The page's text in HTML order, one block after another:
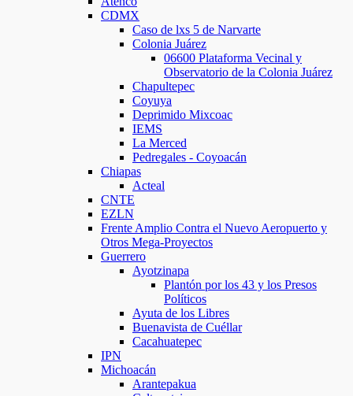
CDMX
Caso de lxs 5 de Narvarte
Colonia Juárez
06600 Plataforma Vecinal y
Observatorio de la Colonia Juárez
Chapultepec
Coyuya
Deprimido Mixcoac
IEMS
La Merced
Pedregales - Coyoacán
Chiapas
Acteal
CNTE
EZLN
Frente Amplio Contra el Nuevo Aeropuerto y
Otros Mega-Proyectos
Guerrero
Ayotzinapa
Plantón por los 43 y los Presos
Políticos
Ayuta de los Libres
Buenavista de Cuéllar
Cacahuatepec
IPN
Michoacán
Arantepakua